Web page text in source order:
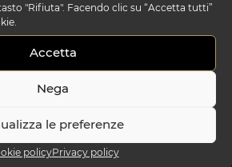
"Rifiuta". Facendo clic su “Accetta tutti”
Accetta
Nega
le preferenze
policyPrivacy policy